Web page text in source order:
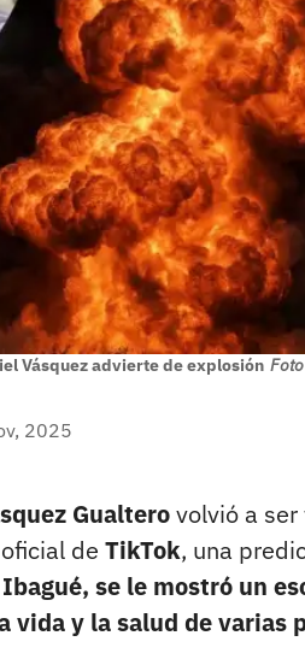
Vásquez advierte de explosión
2025
Gualterovolvió a
de TikTok, una
se le mostró un
vida y la salud de varias